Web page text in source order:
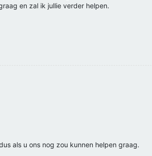
en zal ik jullie verder helpen.
als u ons nog zou kunnen helpen graag.